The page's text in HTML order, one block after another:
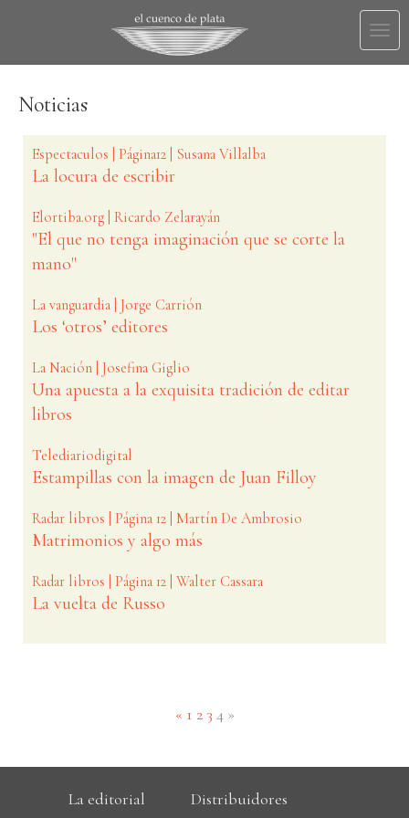
Noticias
Espectaculos | Página12 | Susana Villalba
La locura de escribir
Elortiba.org | Ricardo Zelarayán
"El que no tenga imaginación que se corte la
mano"
La vanguardia | Jorge Carrión
Los ‘otros’ editores
La Nación | Josefina Giglio
Una apuesta a la exquisita tradición de editar
libros
Telediariodigital
Estampillas con la imagen de Juan Filloy
Radar libros | Página 12 | Martín De Ambrosio
Matrimonios y algo más
Radar libros | Página 12 | Walter Cassara
La vuelta de Russo
« 1 2 3 4 (current)
»
La editorial
Distribuidores